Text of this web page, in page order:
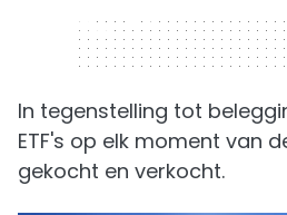
320 x 50
In tegenstelling tot
ETF's op elk moment van
gekocht en verkocht.